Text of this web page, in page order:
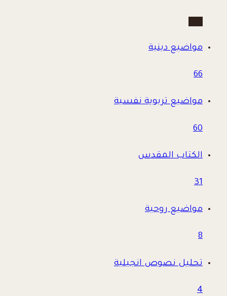
مواضيع دينية
66
مواضيع تربوية نفسية
60
الكتاب المقدس
31
مواضيع روحية
8
تحليل نصوص انجيلية
4